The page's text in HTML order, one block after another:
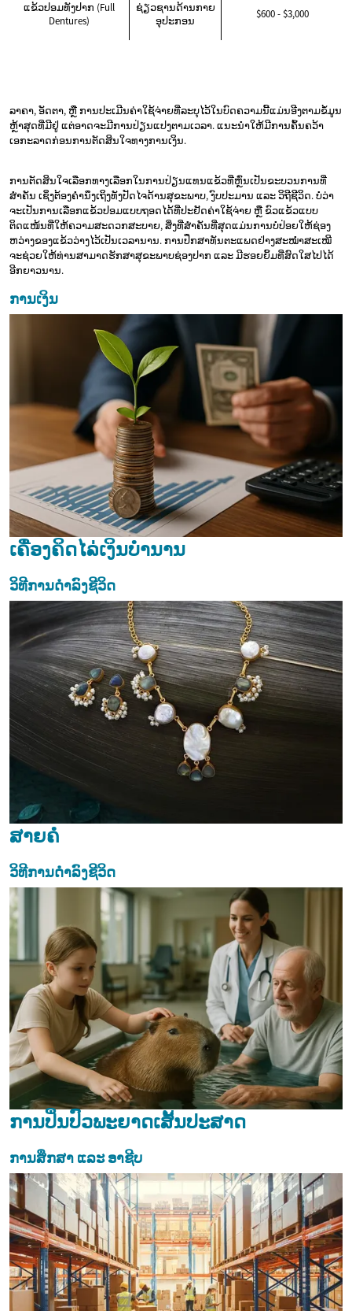
ແຂ້ວປອມທັງປາກ (Full
Dentures)
ຊ່ຽວຊານດ້ານກາຍ
ອຸປະກອນ
$600 - $3,000
ລາຄາ, ອັດຕາ, ຫຼື ການປະເມີນຄ່າໃຊ້ຈ່າຍທີ່ລະບຸໄວ້ໃນບົດຄວາມນີ້ແມ່ນອີງຕາມຂໍ້ມູນ
ຫຼ້າສຸດທີ່ມີຢູ່ ແຕ່ອາດຈະມີການປ່ຽນແປງຕາມເວລາ. ແນະນຳໃຫ້ມີການຄົ້ນຄວ້າ
ເອກະລາດກ່ອນການຕັດສິນໃຈທາງການເງິນ.
ການຕັດສິນໃຈເລືອກທາງເລືອກໃນການປ່ຽນແທນແຂ້ວທີ່ຫຼົ່ນເປັນຂະບວນການທີ່
ສຳຄັນ ເຊິ່ງຕ້ອງຄຳນຶງເຖິງທັງປັດໄຈດ້ານສຸຂະພາບ, ງົບປະມານ ແລະ ວິຖີຊີວິດ. ບໍ່ວ່າ
ຈະເປັນການເລືອກແຂ້ວປອມແບບຖອດໄດ້ທີ່ປະຢັດຄ່າໃຊ້ຈ່າຍ ຫຼື ຂົວແຂ້ວແບບ
ຕິດແໜ້ນທີ່ໃຫ້ຄວາມສະດວກສະບາຍ, ສິ່ງທີ່ສຳຄັນທີ່ສຸດແມ່ນການບໍ່ປ່ອຍໃຫ້ຊ່ອງ
ຫວ່າງຂອງແຂ້ວວ່າງໄວ້ເປັນເວລານານ. ການປຶກສາທັນຕະແພດຢ່າງສະໝໍ່າສະເໝີ
ຈະຊ່ວຍໃຫ້ທ່ານສາມາດຮັກສາສຸຂະພາບຊ່ອງປາກ ແລະ ມີຮອຍຍິ້ມທີ່ສົດໃສໄປໄດ້
ອີກຍາວນານ.
ການເງິນ
ເຄື່ອງຄິດໄລ່ເງິນບຳນານ
ວິທີການດຳລົງຊີວິດ
ສາຍຄໍ
ວິທີການດຳລົງຊີວິດ
ການປິ່ນປົວພະຍາດເສັ້ນປະສາດ
ການສຶກສາ ແລະ ອາຊີບ